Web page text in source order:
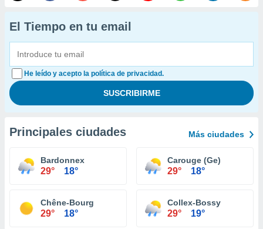
El Tiempo en tu email
He leído y acepto la política de privacidad.
Principales ciudades Más ciudades
Bardonnex
29° 18°
Carouge (Ge)
29° 18°
Chêne-Bourg
29° 18°
Collex-Bossy
29° 19°